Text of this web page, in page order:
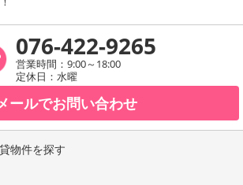
076-422-9265
営業時間：9:00～18:00
定休日：水曜
ールでお問い合わせ
物件を探す